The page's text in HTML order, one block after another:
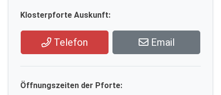
Klosterpforte Auskunft:
Telefon Email
Öffnungszeiten der Pforte: